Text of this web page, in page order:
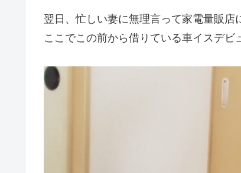
翌日、忙しい妻に無理言って家電量販店
ここでこの前から借りている車イスデビ